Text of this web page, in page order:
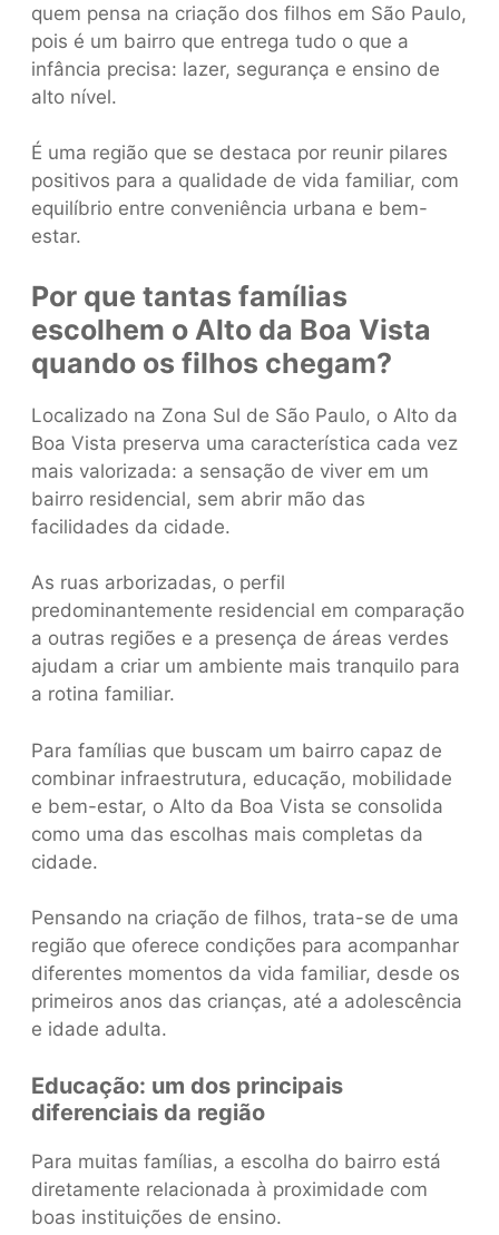
quem pensa na criação dos filhos em São Paulo,
pois é um bairro que entrega tudo o que a
infância precisa: lazer, segurança e ensino de
alto nível.
É uma região que se destaca por reunir pilares
positivos para a qualidade de vida familiar, com
equilíbrio entre conveniência urbana e bem-
estar.
Por que tantas famílias
escolhem o Alto da Boa Vista
quando os filhos chegam?
Localizado na Zona Sul de São Paulo, o Alto da
Boa Vista preserva uma característica cada vez
mais valorizada: a sensação de viver em um
bairro residencial, sem abrir mão das
facilidades da cidade.
As ruas arborizadas, o perfil
predominantemente residencial em comparação
a outras regiões e a presença de áreas verdes
ajudam a criar um ambiente mais tranquilo para
a rotina familiar.
Para famílias que buscam um bairro capaz de
combinar infraestrutura, educação, mobilidade
e bem-estar, o Alto da Boa Vista se consolida
como uma das escolhas mais completas da
cidade.
Pensando na criação de filhos, trata-se de uma
região que oferece condições para acompanhar
diferentes momentos da vida familiar, desde os
primeiros anos das crianças, até a adolescência
e idade adulta.
Educação: um dos principais
diferenciais da região
Para muitas famílias, a escolha do bairro está
diretamente relacionada à proximidade com
boas instituições de ensino.